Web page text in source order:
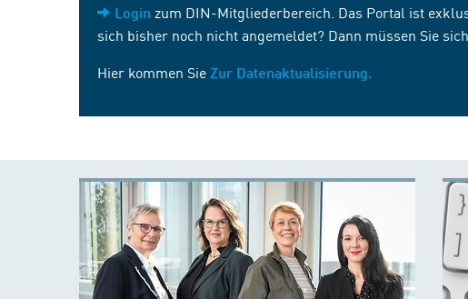
Login zum DIN-Mitgliederbereich. Das Portal ist
sich bisher noch nicht angemeldet? Dann müssen Sie
Hier kommen Sie Zur Datenaktualisierung.